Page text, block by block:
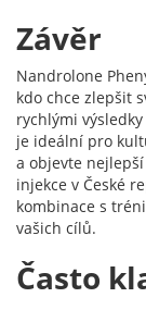
Závěr
Nandrolone
kdo chce zlepšit
rychlými
je ideální pro
a objevte
injekce v České
kombinace s
vašich cílů.
Často